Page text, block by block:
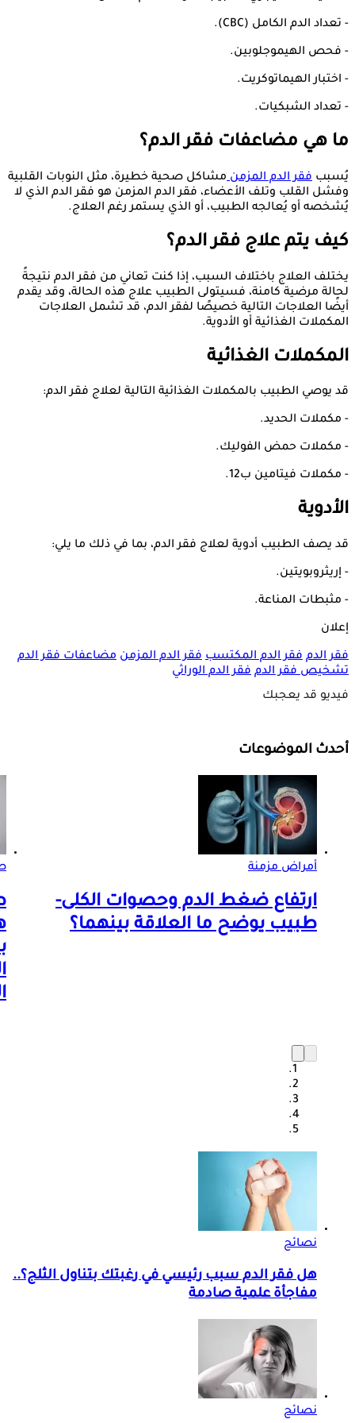
- تعداد الدم الكامل (CBC).
- فحص الهيموجلوبين.
- اختبار الهيماتوكريت.
- تعداد الشبكيات.
ما هي مضاعفات فقر الدم؟
يُسبب فقر الدم المزمنمشاكل صحية خطيرة، مثل النوبات القلبية
وفشل القلب وتلف الأعضاء، فقر الدم المزمن هو فقر الدم الذي لا
يُشخصه أو يُعالجه الطبيب، أو الذي يستمر رغم العلاج.
كيف يتم علاج فقر الدم؟
يختلف العلاج باختلاف السبب، إذا كنت تعاني من فقر الدم نتيجةً
لحالة مرضية كامنة، فسيتولى الطبيب علاج هذه الحالة، وقد يقدم
أيضًا العلاجات التالية خصيصًا لفقر الدم، قد تشمل العلاجات
المكملات الغذائية أو الأدوية.
المكملات الغذائية
قد يوصي الطبيب بالمكملات الغذائية التالية لعلاج فقر الدم:
- مكملات الحديد.
- مكملات حمض الفوليك.
- مكملات فيتامين ب12.
الأدوية
قد يصف الطبيب أدوية لعلاج فقر الدم، بما في ذلك ما يلي:
- إريثروبويتين.
- مثبطات المناعة.
إعلان
فقر الدم فقر الدم المكتسب فقر الدم المزمن مضاعفات فقر الدم
تشخيص فقر الدم فقر الدم الوراثي
فيديو قد يعجبك
أحدث الموضوعات
أمراض مزمنة
ارتفاع ضغط الدم وحصوات الكلى-
طبيب يوضح ما العلاقة بينهما؟
نصائح
هل فقر الدم سبب رئيسي في رغبتك بتناول الثلج؟..
مفاجأة علمية صادمة
نصائح